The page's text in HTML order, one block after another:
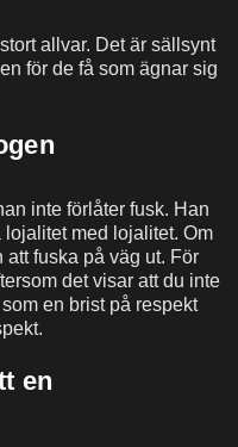
allvar. Det är sällsynt
för de få som ägnar sig
inte förlåter fusk. Han
med lojalitet. Om
fuska på väg ut. För
det visar att du inte
en brist på respekt
en